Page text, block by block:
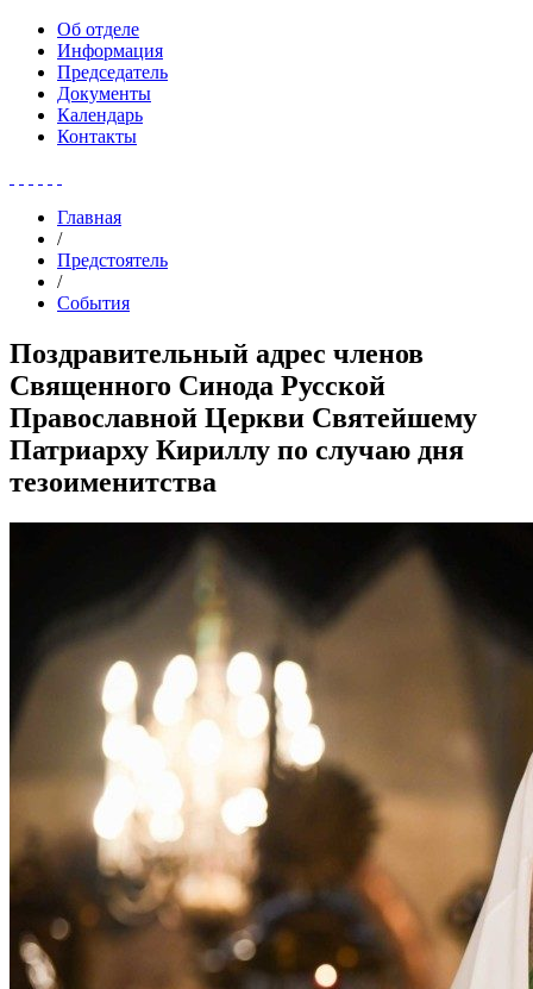
Об отделе
Информация
Председатель
Документы
Календарь
Контакты
Главная
/
Предстоятель
/
События
Поздравительный адрес членов
Священного Синода Русской
Православной Церкви Святейшему
Патриарху Кириллу по случаю дня
тезоименитства